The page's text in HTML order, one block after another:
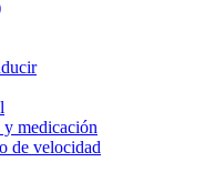
y medicación
de velocidad